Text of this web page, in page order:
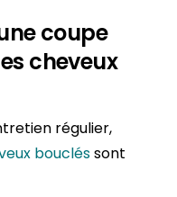
coupe
cheveux
régulier,
boucléssont